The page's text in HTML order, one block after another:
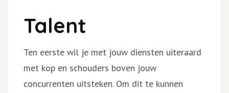
Talent
Ten eerste wil je met jouw diensten uiteraard
met kop en schouders boven jouw
concurrenten uitsteken. Om dit te kunnen